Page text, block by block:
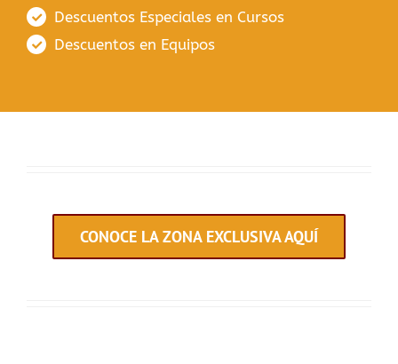
Descuentos Especiales en Cursos
Descuentos en Equipos
CONOCE LA ZONA EXCLUSIVA AQUÍ